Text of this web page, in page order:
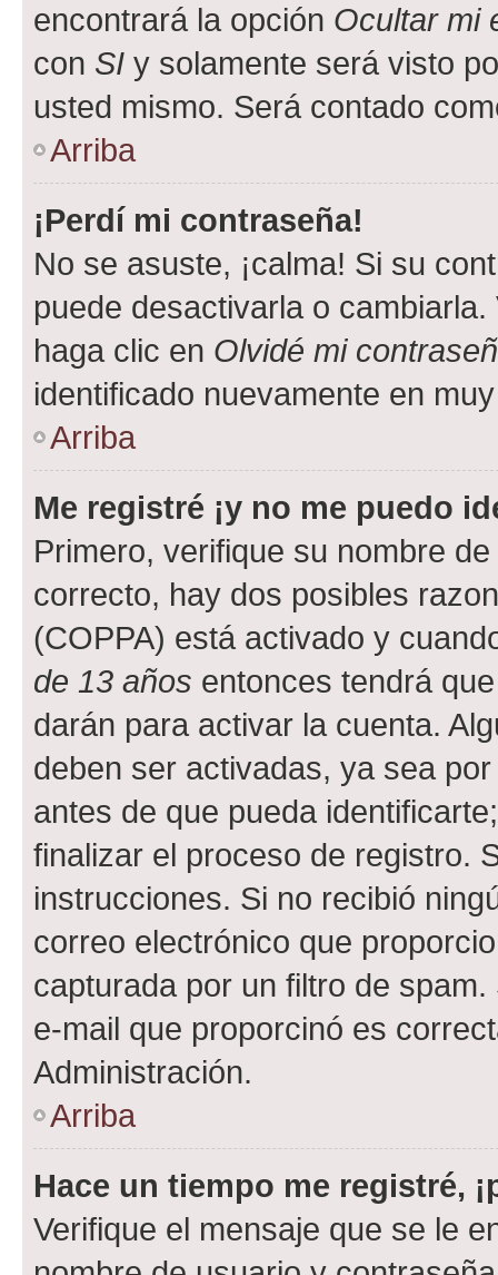
encontrará la opción Ocultar mi
con SI y solamente será visto
usted mismo. Será contado
Arriba
¡Perdí mi contraseña!
No se asuste, ¡calma! Si su
puede desactivarla o
haga clic en Olvidé mi
identificado nuevamente en
Arriba
Me registré ¡y no me puedo
Primero, verifique su nombre
correcto, hay dos posibles
(COPPA) está activado y
de 13 años entonces tendrá
darán para activar la cuenta.
deben ser activadas, ya sea
antes de que pueda
finalizar el proceso de registro.
instrucciones. Si no recibió
correo electrónico que
capturada por un filtro de
e-mail que proporcinó es
Administración.
Arriba
Hace un tiempo me registré,
Verifique el mensaje que se le